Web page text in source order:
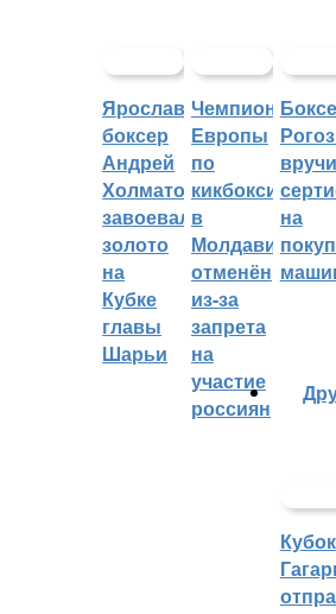
Ярославский
боксер
Андрей
Холматов
завоевал
золото
на
Кубке
главы
Шарьи
Чемпионат
Европы
по
кикбоксингу
в
Молдавии
отменён
из-за
запрета
на
участие
россиян
на
Кубок